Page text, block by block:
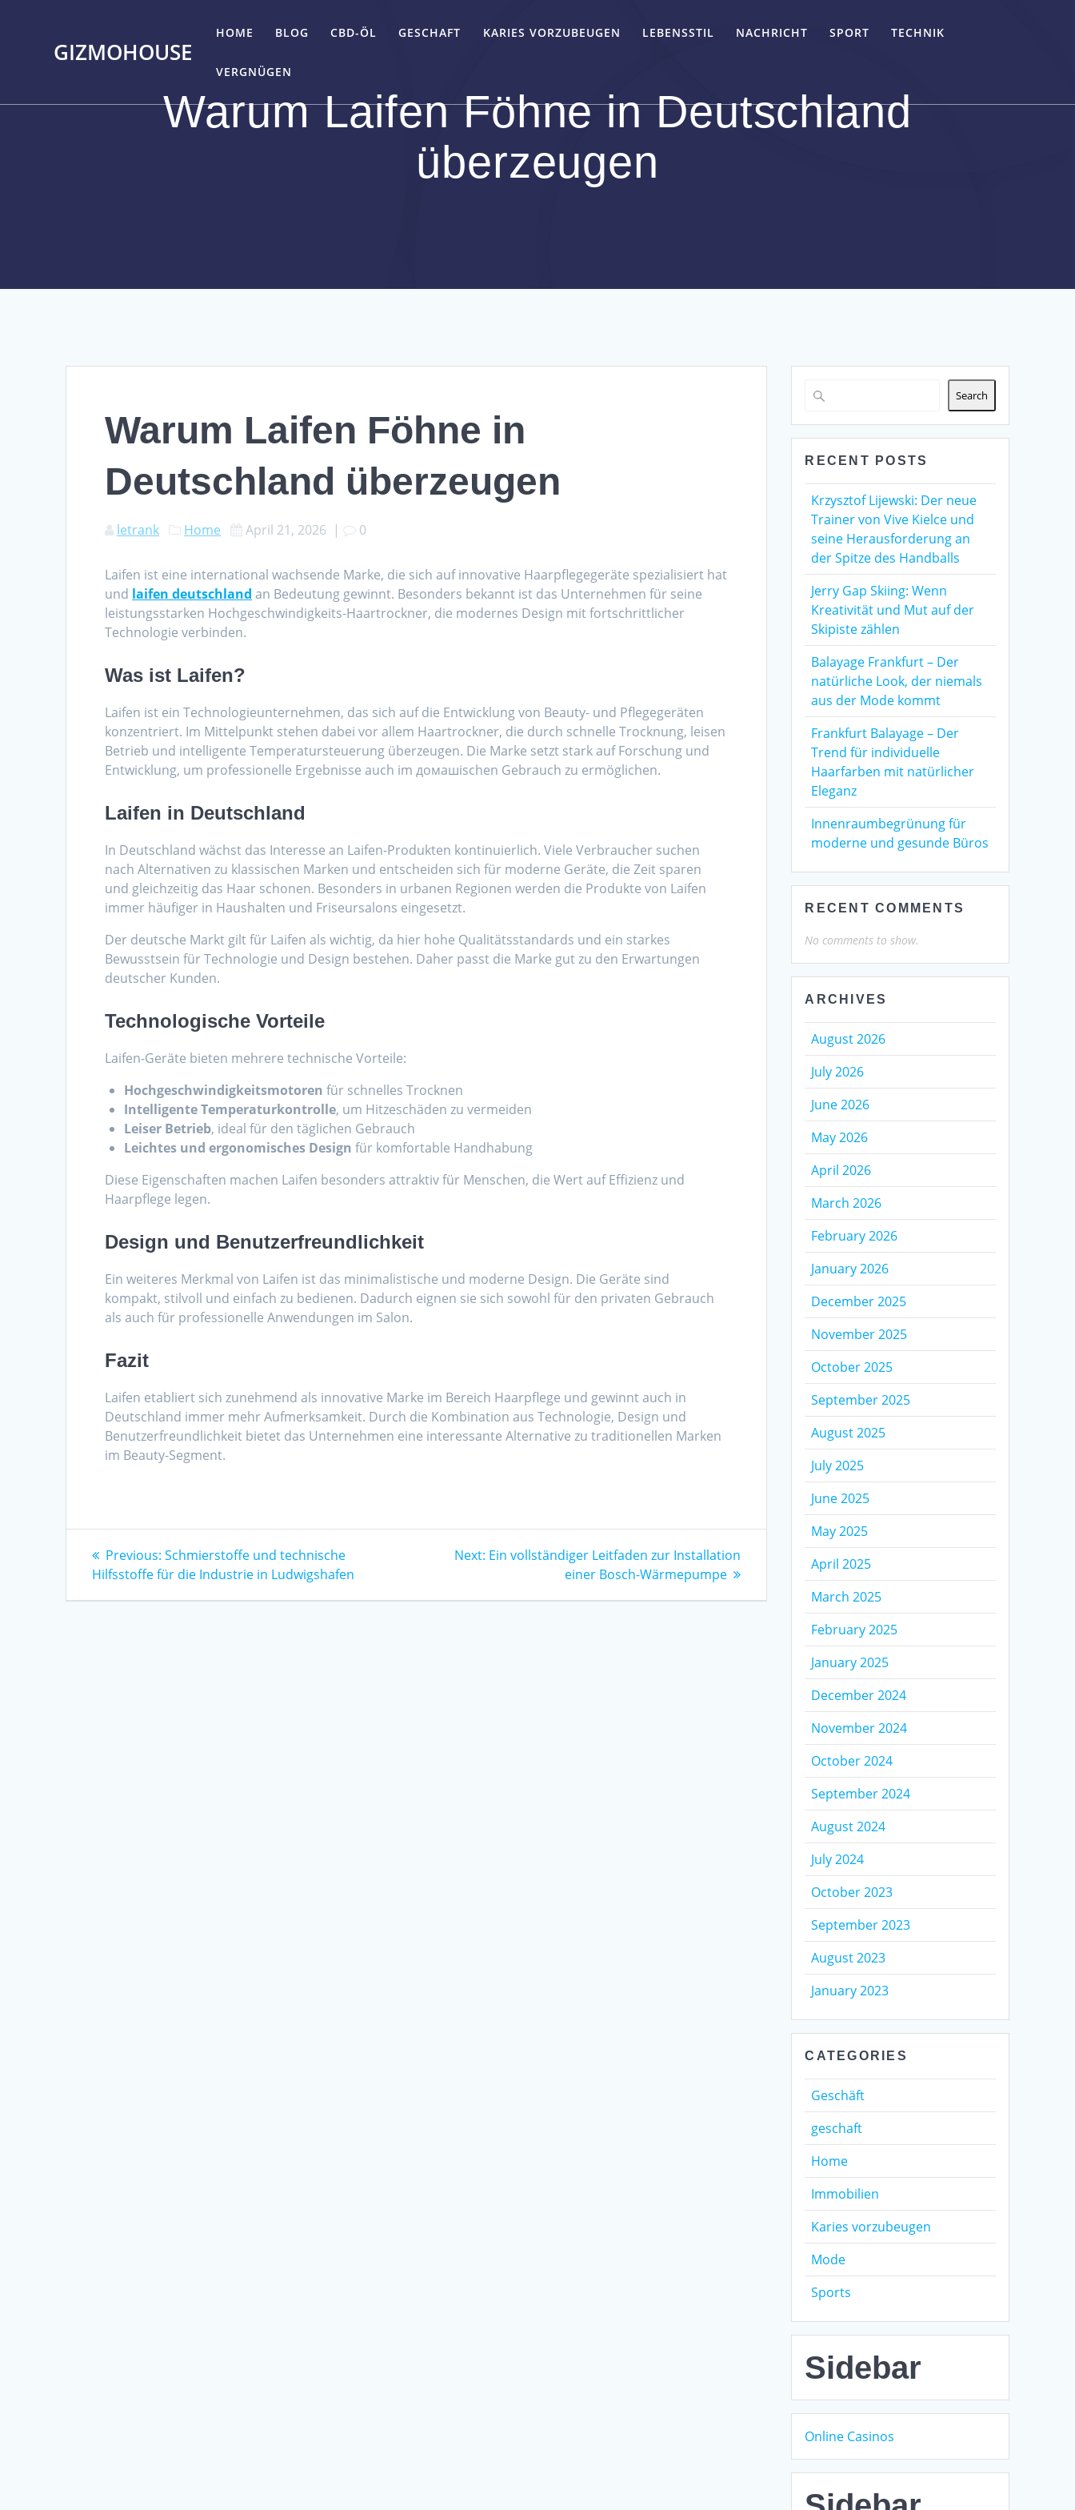
GIZMOHOUSE
HOME BLOG CBD-ÖL GESCHAFT KARIES VORZUBEUGEN LEBENSSTIL NACHRICHT SPORT TECHNIK
VERGNÜGEN
Warum Laifen Föhne in Deutschland
überzeugen
Warum Laifen Föhne in
Deutschland überzeugen
letrank Home April 21, 2026 | 0
Laifen ist eine international wachsende Marke, die sich auf innovative Haarpflegegeräte spezialisiert hat
und laifen deutschland an Bedeutung gewinnt. Besonders bekannt ist das Unternehmen für seine
leistungsstarken Hochgeschwindigkeits-Haartrockner, die modernes Design mit fortschrittlicher
Technologie verbinden.
Was ist Laifen?
Laifen ist ein Technologieunternehmen, das sich auf die Entwicklung von Beauty- und Pflegegeräten
konzentriert. Im Mittelpunkt stehen dabei vor allem Haartrockner, die durch schnelle Trocknung, leisen
Betrieb und intelligente Temperatursteuerung überzeugen. Die Marke setzt stark auf Forschung und
Entwicklung, um professionelle Ergebnisse auch im домашischen Gebrauch zu ermöglichen.
Laifen in Deutschland
In Deutschland wächst das Interesse an Laifen-Produkten kontinuierlich. Viele Verbraucher suchen
nach Alternativen zu klassischen Marken und entscheiden sich für moderne Geräte, die Zeit sparen
und gleichzeitig das Haar schonen. Besonders in urbanen Regionen werden die Produkte von Laifen
immer häufiger in Haushalten und Friseursalons eingesetzt.
Der deutsche Markt gilt für Laifen als wichtig, da hier hohe Qualitätsstandards und ein starkes
Bewusstsein für Technologie und Design bestehen. Daher passt die Marke gut zu den Erwartungen
deutscher Kunden.
Technologische Vorteile
Laifen-Geräte bieten mehrere technische Vorteile:
Hochgeschwindigkeitsmotoren für schnelles Trocknen
Intelligente Temperaturkontrolle, um Hitzeschäden zu vermeiden
Leiser Betrieb, ideal für den täglichen Gebrauch
Leichtes und ergonomisches Design für komfortable Handhabung
Diese Eigenschaften machen Laifen besonders attraktiv für Menschen, die Wert auf Effizienz und
Haarpflege legen.
Design und Benutzerfreundlichkeit
Ein weiteres Merkmal von Laifen ist das minimalistische und moderne Design. Die Geräte sind
kompakt, stilvoll und einfach zu bedienen. Dadurch eignen sie sich sowohl für den privaten Gebrauch
als auch für professionelle Anwendungen im Salon.
Fazit
Laifen etabliert sich zunehmend als innovative Marke im Bereich Haarpflege und gewinnt auch in
Deutschland immer mehr Aufmerksamkeit. Durch die Kombination aus Technologie, Design und
Benutzerfreundlichkeit bietet das Unternehmen eine interessante Alternative zu traditionellen Marken
im Beauty-Segment.
Post
navigation
Previous: Previous
post:
Schmierstoffe und technische
Hilfsstoffe für die Industrie in Ludwigshafen
Next: Next
Ein vollständiger Leitfaden zur Installation
einer Bosch-Wärmepumpe
Search
RECENT POSTS
Krzysztof Lijewski: Der neue
Trainer von Vive Kielce und
seine Herausforderung an
der Spitze des Handballs
Jerry Gap Skiing: Wenn
Kreativität und Mut auf der
Skipiste zählen
Balayage Frankfurt – Der
natürliche Look, der niemals
aus der Mode kommt
Frankfurt Balayage – Der
Trend für individuelle
Haarfarben mit natürlicher
Eleganz
Innenraumbegrünung für
moderne und gesunde Büros
RECENT COMMENTS
No comments to show.
ARCHIVES
August 2026
July 2026
June 2026
May 2026
April 2026
March 2026
February 2026
January 2026
December 2025
November 2025
October 2025
September 2025
August 2025
July 2025
June 2025
May 2025
April 2025
March 2025
February 2025
January 2025
December 2024
November 2024
October 2024
September 2024
August 2024
July 2024
October 2023
September 2023
August 2023
January 2023
CATEGORIES
Geschäft
geschaft
Home
Immobilien
Karies vorzubeugen
Mode
Sports
Sidebar
Online Casinos